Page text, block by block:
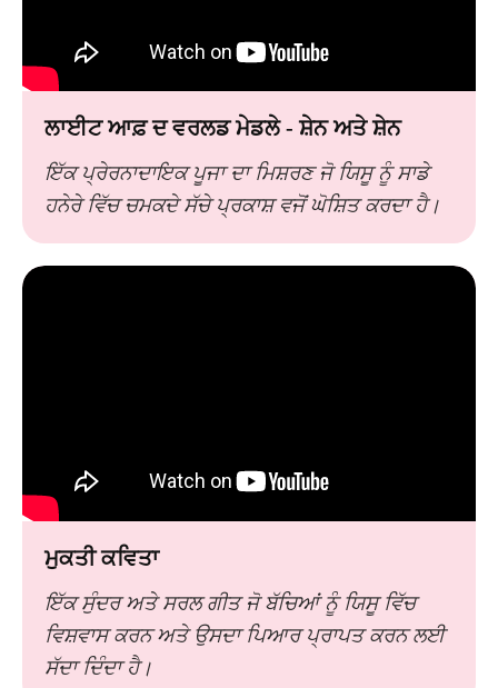
ਲਾਈਟ ਆਫ਼ ਦ ਵਰਲਡ ਮੇਡਲੇ - ਸ਼ੇਨ ਅਤੇ ਸ਼ੇਨ
ਇੱਕ ਪ੍ਰੇਰਨਾਦਾਇਕ ਪੂਜਾ ਦਾ ਮਿਸ਼ਰਣ ਜੋ ਯਿਸੂ ਨੂੰ ਸਾਡੇ
ਹਨੇਰੇ ਵਿੱਚ ਚਮਕਦੇ ਸੱਚੇ ਪ੍ਰਕਾਸ਼ ਵਜੋਂ ਘੋਸ਼ਿਤ ਕਰਦਾ ਹੈ।
ਮੁਕਤੀ ਕਵਿਤਾ
ਇੱਕ ਸੁੰਦਰ ਅਤੇ ਸਰਲ ਗੀਤ ਜੋ ਬੱਚਿਆਂ ਨੂੰ ਯਿਸੂ ਵਿੱਚ
ਵਿਸ਼ਵਾਸ ਕਰਨ ਅਤੇ ਉਸਦਾ ਪਿਆਰ ਪ੍ਰਾਪਤ ਕਰਨ ਲਈ
ਸੱਦਾ ਦਿੰਦਾ ਹੈ।